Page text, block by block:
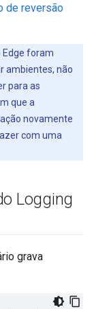
de reversão
Edge foram
ambientes, não
para as
que a
novamente
com uma
Logging
grava